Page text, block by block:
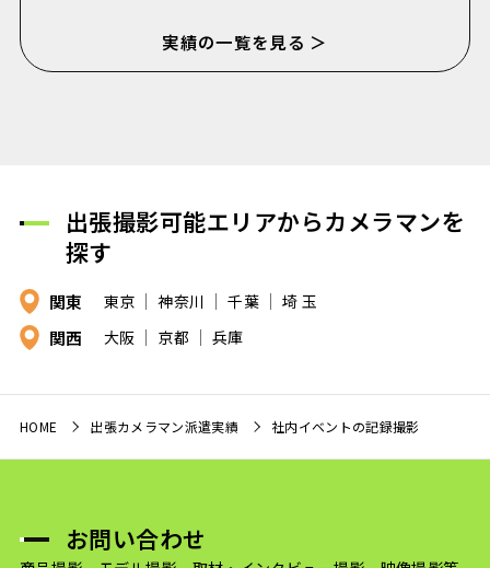
実績の一覧を見る ＞
出張撮影可能エリアからカメラマンを
探す
関東 東京 神奈川 千葉 埼 玉
関西 大阪 京都 兵庫
HOME 出張カメラマン派遣実績 社内イベントの記録撮影
お問い合わせ